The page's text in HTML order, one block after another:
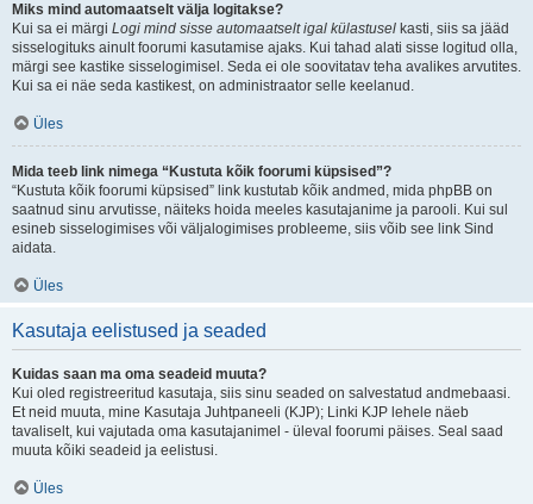
Miks mind automaatselt välja logitakse?
Kui sa ei märgi Logi mind sisse automaatselt igal külastusel kasti, siis sa jääd
sisselogituks ainult foorumi kasutamise ajaks. Kui tahad alati sisse logitud olla,
märgi see kastike sisselogimisel. Seda ei ole soovitatav teha avalikes arvutites.
Kui sa ei näe seda kastikest, on administraator selle keelanud.
Üles
Mida teeb link nimega “Kustuta kõik foorumi küpsised”?
“Kustuta kõik foorumi küpsised” link kustutab kõik andmed, mida phpBB on
saatnud sinu arvutisse, näiteks hoida meeles kasutajanime ja parooli. Kui sul
esineb sisselogimises või väljalogimises probleeme, siis võib see link Sind
aidata.
Üles
Kasutaja eelistused ja seaded
Kuidas saan ma oma seadeid muuta?
Kui oled registreeritud kasutaja, siis sinu seaded on salvestatud andmebaasi.
Et neid muuta, mine Kasutaja Juhtpaneeli (KJP); Linki KJP lehele näeb
tavaliselt, kui vajutada oma kasutajanimel - üleval foorumi päises. Seal saad
muuta kõiki seadeid ja eelistusi.
Üles